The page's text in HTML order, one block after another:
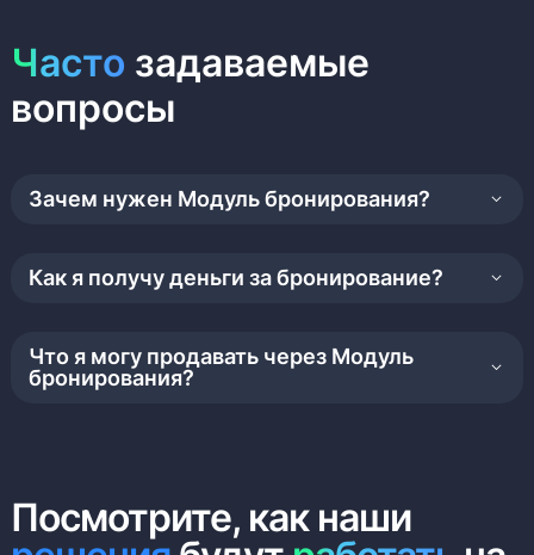
Часто задаваемые
вопросы
Зачем нужен Модуль бронирования?
Как я получу деньги за бронирование?
Что я могу продавать через Модуль
бронирования?
Посмотрите, как наши